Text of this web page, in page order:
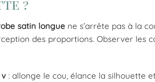
?
satin longue ne s’arrête pas à la
des proportions. Observer les
: allonge le cou, élance la silhouette